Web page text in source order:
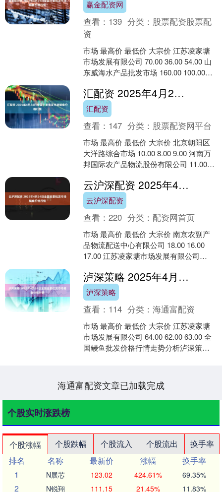
赢金配资网
查看： 139 分类： 股票配资股票配
资
市场 最高价 最低价 大宗价 江苏凌家塘
市场发展有限公司 70.00 36.00 54.00 山
东威海水产品批发市场 160.00 100.00
汇配资 2025年4月24日全国主要批发市场鲶鱼价格行情
汇配资
查看： 147 分类： 股票配资网平台
市场 最高价 最低价 大宗价 北京朝阳区
大洋路综合市场 10.00 8.00 9.00 河南万
邦国际农产品物流股份有限公司 11.00
云沪深配资 2025年4月24日全国主要批发市场鳊鱼价格行情
云沪深配资
查看：220 分类：配资网首页
市场 最高价 最低价 大宗价 南京农副产
品物流配送中心有限公司 18.00 16.00
17.00 江苏凌家塘市场发展有限公司
泸深策略 2025年4月24日全国主要批发市场鳗鱼价格行情
泸深策略
查看： 114 分类：海通富配资
市场 最高价 最低价 大宗价 江苏凌家塘
市场发展有限公司 64.00 62.00 63.00 全
国鳗鱼批发价格行情走势分析泸深策略
海通富配资文章已加载完成
个股实时涨跌榜
个股涨幅 个股跌幅 个股流入 个股流出
换手率
排名
名称 最新价 涨幅
换手率
1
N展芯 123.02 424.61% 69.35%
2 N锐翔 111.15 21.45% 11.83%